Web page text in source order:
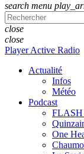
search menu
close
close
Player Active Radio
Actualité
Infos
Météo
Podcast
One